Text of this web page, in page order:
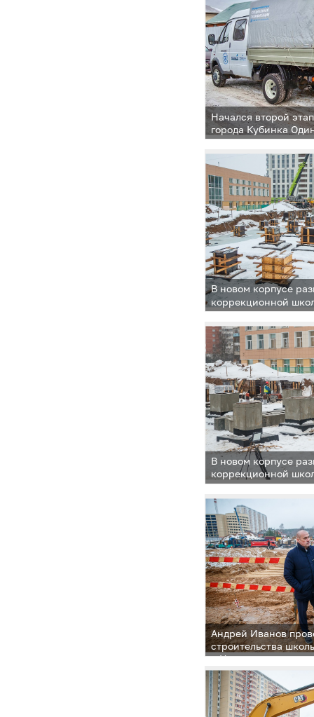
Начался второй
города Кубинка
округа
В новом корпусе
коррекционной
В новом корпусе
коррекционной
Андрей Иванов
строительства
в Немчиновке